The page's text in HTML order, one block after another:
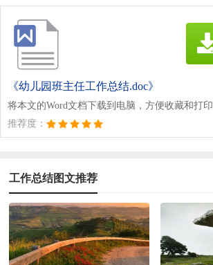
《幼儿园班主任工作总结.doc》
将本文的Word文档下载到电脑，方便收藏和打印
推荐度：
工作总结图文推荐